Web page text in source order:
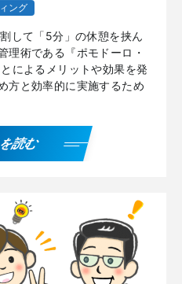
ング
して「5分」の休憩を挟ん
理術である『ポモドーロ・
によるメリットや効果を発
方と効率的に実施するため
読む